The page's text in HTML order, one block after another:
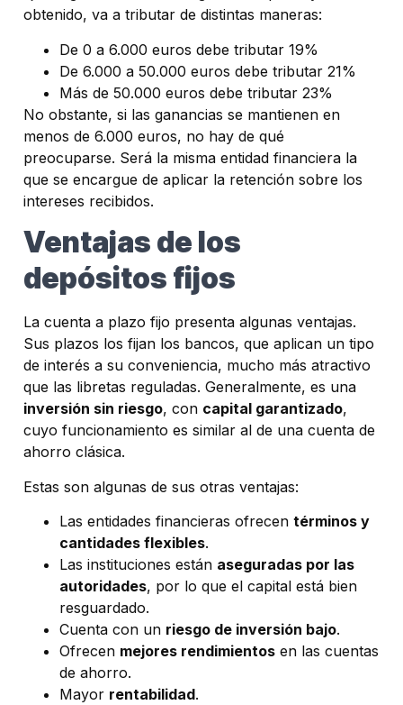
obtenido, va a tributar de distintas maneras:
De 0 a 6.000 euros debe tributar 19%
De 6.000 a 50.000 euros debe tributar 21%
Más de 50.000 euros debe tributar 23%
No obstante, si las ganancias se mantienen en
menos de 6.000 euros, no hay de qué
preocuparse. Será la misma entidad financiera la
que se encargue de aplicar la retención sobre los
intereses recibidos.
Ventajas de los
depósitos fijos
La cuenta a plazo fijo presenta algunas ventajas.
Sus plazos los fijan los bancos, que aplican un tipo
de interés a su conveniencia, mucho más atractivo
que las libretas reguladas. Generalmente, es una
inversión sin riesgo, con capital garantizado,
cuyo funcionamiento es similar al de una cuenta de
ahorro clásica.
Estas son algunas de sus otras ventajas:
Las entidades financieras ofrecen términos y
cantidades flexibles.
Las instituciones están aseguradas por las
autoridades, por lo que el capital está bien
resguardado.
Cuenta con un riesgo de inversión bajo.
Ofrecen mejores rendimientos en las cuentas
de ahorro.
Mayor rentabilidad.